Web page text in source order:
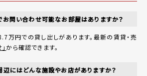
お問い合わせ可能なお部屋はありますか？
万円での貸し出しがあります。最新の賃貸・売
から確認できます。
辺にはどんな施設やお店がありますか？